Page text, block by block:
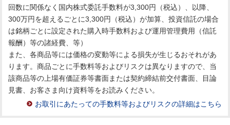
回数に関係なく国内株式委託手数料が3,300円（税込）、以降、
300万円を超えるごとに3,300円（税込）が加算、投資信託の場合
は銘柄ごとに設定された購入時手数料および運用管理費用（信託
報酬）等の諸経費、等）
また、各商品等には価格の変動等による損失が生じるおそれがあ
ります。商品ごとに手数料等およびリスクは異なりますので、当
該商品等の上場有価証券等書面または契約締結前交付書面、目論
見書、お客さま向け資料等をお読みください。
お取引にあたっての手数料等およびリスクの詳細はこちら